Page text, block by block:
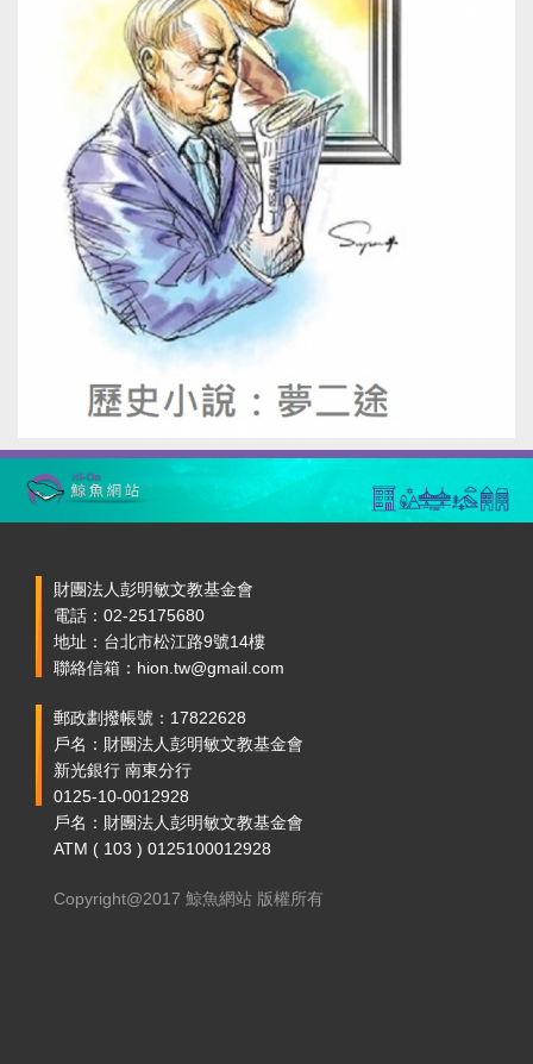
財團法人彭明敏文教基金會
電話：02-25175680
地址：台北市松江路9號14樓
聯絡信箱：hion.tw@gmail.com
郵政劃撥帳號：17822628
戶名：財團法人彭明敏文教基金會
新光銀行 南東分行
0125-10-0012928
戶名：財團法人彭明敏文教基金會
ATM ( 103 ) 0125100012928
Copyright@2017 鯨魚網站 版權所有